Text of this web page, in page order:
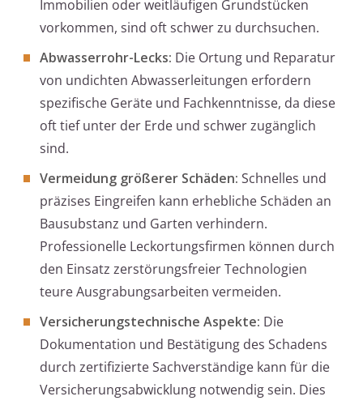
Immobilien oder weitläufigen Grundstücken
vorkommen, sind oft schwer zu durchsuchen.
Abwasserrohr-Lecks: Die Ortung und Reparatur
von undichten Abwasserleitungen erfordern
spezifische Geräte und Fachkenntnisse, da diese
oft tief unter der Erde und schwer zugänglich
sind.
Vermeidung größerer Schäden: Schnelles und
präzises Eingreifen kann erhebliche Schäden an
Bausubstanz und Garten verhindern.
Professionelle Leckortungsfirmen können durch
den Einsatz zerstörungsfreier Technologien
teure Ausgrabungsarbeiten vermeiden.
Versicherungstechnische Aspekte: Die
Dokumentation und Bestätigung des Schadens
durch zertifizierte Sachverständige kann für die
Versicherungsabwicklung notwendig sein. Dies